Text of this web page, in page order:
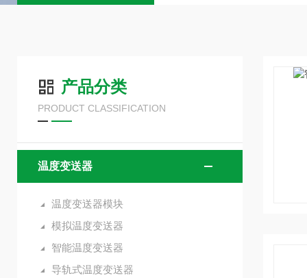
产品分类
PRODUCT CLASSIFICATION
温度变送器
温度变送器模块
模拟温度变送器
智能温度变送器
导轨式温度变送器